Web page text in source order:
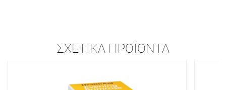
ΣΧΕΤΙΚΆ ΠΡΟΪΌΝΤΑ